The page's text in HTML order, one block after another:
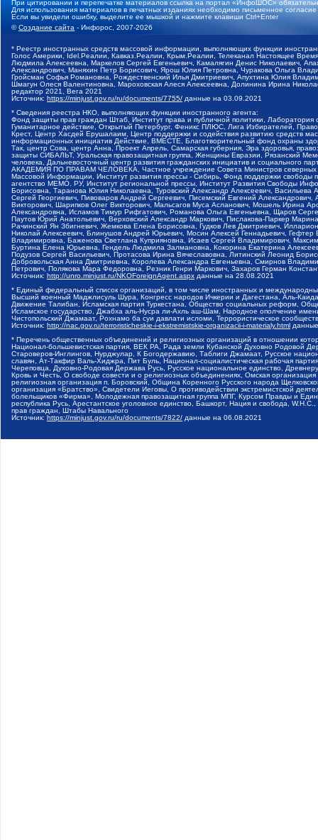
При цитировании и перепечатке материалов ссылка на портал «ИнфоШОС»
Для использования материалов в печатных изданиях необходимо письменное
Если вы увидели ошибку, выделите ее мышкой и нажмите клавиши Ctrl+Enter
©Создание сайта - Инфорос, 2007-2026
* Реестр иностранных средств массовой информации, выполняющих функции
Голос Америки, Idel.Реалии, Кавказ.Реалии, Крым.Реалии, Телеканал Настоящее
Людмила Алексеевна, Маркелов Сергей Евгеньевич, Камалягин Денис Николаевич,
Александрович, Маняхин Петр Борисович, Ярош Юлия Петровна, Чуракова Ольга
Гройсман Софья Романовна, Рождественский Илья Дмитриевич, Апухтина Юлия
Шмагун Олеся Валентиновна, Мароховская Алеся Алексеевна, Долинина Ирина
редактор 2021, Вега 2021
Источник: https://minjust.gov.ru/ru/documents/7755/ данные на 03.09.2021
* Сведения реестра НКО, выполняющих функции иностранного агента:
Фонд защиты прав граждан Штаб, Институт права и публичной политики,
Гуманитарное действие, Открытый Петербург, Феникс ПЛЮС, Лига Избирателей,
Крест, Центр Хасдей Ерушалаим, Центр поддержки и содействия развитию средств
информационных инициатив Действие, ВМЕСТЕ, Благотворительный фонд охраны
Так, центр Сова, центр Анна, Проект Апрель, Самарская губерния, Эра здоровья,
защиты СИБАЛЬТ, Уральская правозащитная группа, Женщины Евразии, Рязанский
человека, Дальневосточный центр развития гражданских инициатив и социального
АКАДЕМИЯ ПО ПРАВАМ ЧЕЛОВЕКА, Частное учреждение Совета Министров северных
Массовой Информации, Институт развития прессы - Сибирь, Фонд поддержки
агентство МЕМО. РУ, Институт региональной прессы, Институт Развития Свободы
Борисовна, Таранова Юлия Николаевна, Туровский Александр Алексеевич,
Сергей Георгиевич, Пивоваров Андрей Сергеевич, Писемский Евгений
Викторович, Шарипков Олег Викторович, Мальсагов Муса Асланович, Мошель Ирина
Александровна, Исламов Тимур Рифгатович, Романова Ольга Евгеньевна, Щаров
Паутов Юрий Анатольевич, Верховский Александр Маркович, Пислакова-Паркер
Рачинский Ян Збигневич, Жемкова Елена Борисовна, Гудков Лев Дмитриевич,
Николай Алексеевич, Блинушов Андрей Юрьевич, Мосин Алексей Геннадьевич,
Владимировна, Баженова Светлана Куприяновна, Исаев Сергей Владимирович,
Буртина Елена Юрьевна, Гендель Людмила Залмановна, Кокорина Екатерина
Подузов Сергей Васильевич, Протасова Ирина Вячеславовна, Литинский Леонид
Добровольская Анна Дмитриевна, Королева Александра Евгеньевна, Смирнов
Петрович, Полякова Мара Федоровна, Резник Генри Маркович, Захаров Герман
Источник: http://unro.minjust.ru/NKOForeignAgent.aspx данные на 28.08.2021
* Единый федеральный список организаций, в том числе иностранных и
Высший военный Маджлисуль Шура, Конгресс народов Ичкерии и Дагестана, Аль-
Движение Талибан, Исламская партия Туркестана, Общество социальных реформ,
Исламское государство, Джабха аль-Нусра ли-Ахль аш-Шам, Народное ополчение
Чистопольский Джамаат, Рохнамо ба суи давлати исломи, Террористическое
Источник: http://nac.gov.ru/terroristicheskie-i-ekstremistskie-organizacii-i-materialy.html
* Перечень общественных объединений и религиозных организаций в отношении
Национал-большевистская партия, ВЕК РА, Рада земли Кубанской Духовно Родовой
Староверов-Инглингов, Нурджулар, К Богодержавию, Таблиги Джамаат, Русское
славян, Ат-Такфир Валь-Хиджра, Пит Буль, Национал-социалистическая рабочая
Череповца, Духовно-Родовая Держава Русь, Русское национальное единство,
Кровь и Честь, О свободе совести и о религиозных объединениях, Омская
религиозная организация п. Боровский, Община Коренного Русского народа
организация «Братство», Свидетели Иеговы, О противодействии экстремистской
болельщиков «Фирма», Молодежная правозащитная группа МПГ, Курсом Правды и
республика Русь, Арестантское уголовное единство, Башкорт, Нация и свобода,
прав граждан, Штабы Навального
Источник: https://minjust.gov.ru/ru/documents/7822/ данные на 06.08.2021